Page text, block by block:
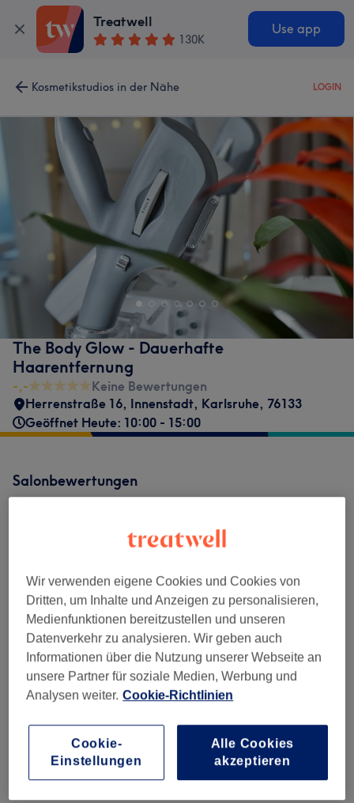
Treatwell
130K
Use app
Kosmetikstudios in der Nähe LOGIN
The Body Glow - Dauerhafte
Haarentfernung
-,-
Keine Bewertungen
Herrenstraße 16, Innenstadt, Karlsruhe, 76133
Geöffnet Heute: 10:00 - 15:00
Salonbewertungen
Bewertungen filtern
Bewertung Nach Sternen filtern
Verifizierte Bewertungen
Geschrieben von unseren Kunden, damit du weißt, was
dich in jedem Salon erwartet.
Wir verwenden eigene Cookies und Cookies von
Dritten, um Inhalte und Anzeigen zu personalisieren,
Medienfunktionen bereitzustellen und unseren
Datenverkehr zu analysieren. Wir geben auch
Informationen über die Nutzung unserer Webseite an
unsere Partner für soziale Medien, Werbung und
Analysen weiter. Cookie-Richtlinien
Cookie-
Einstellungen
Alle Cookies
akzeptieren